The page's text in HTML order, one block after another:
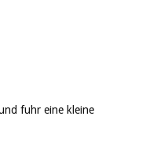
fuhr eine kleine